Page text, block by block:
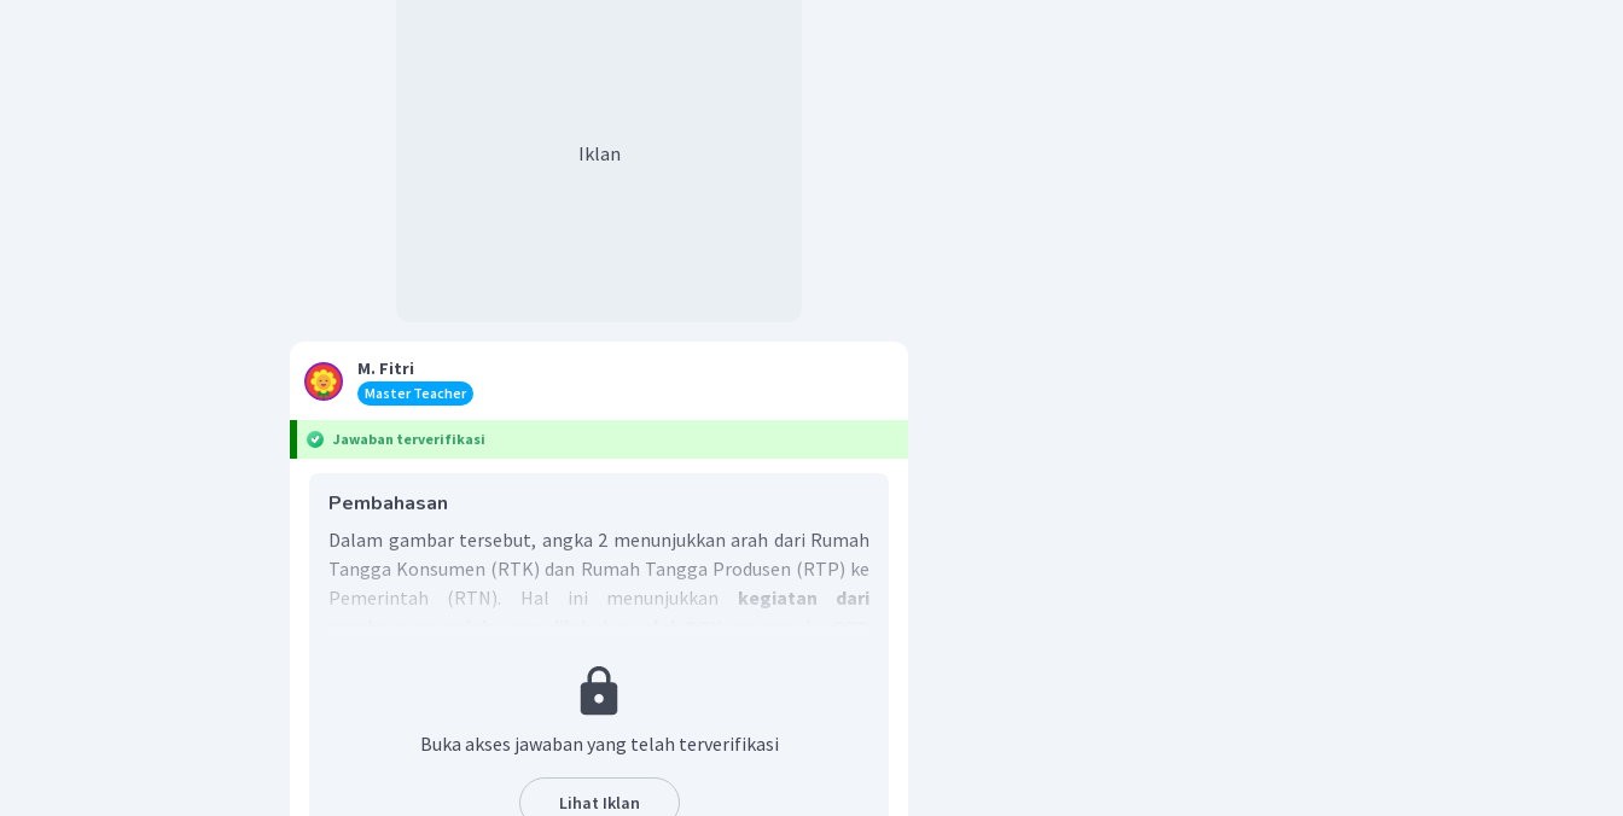
Iklan
M. Fitri
Master Teacher
Jawaban terverifikasi
Pembahasan
Dalam gambar tersebut, angka 2 menunjukkan arah dari Rumah
Tangga Konsumen (RTK) dan Rumah Tangga Produsen (RTP) ke
Pemerintah (RTN). Hal ini menunjukkan kegiatan dari
Buka akses jawaban yang telah terverifikasi
Lihat Iklan